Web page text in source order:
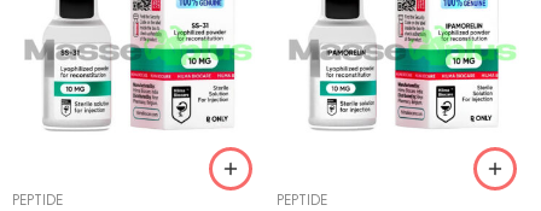
PEPTIDE PEPTIDE